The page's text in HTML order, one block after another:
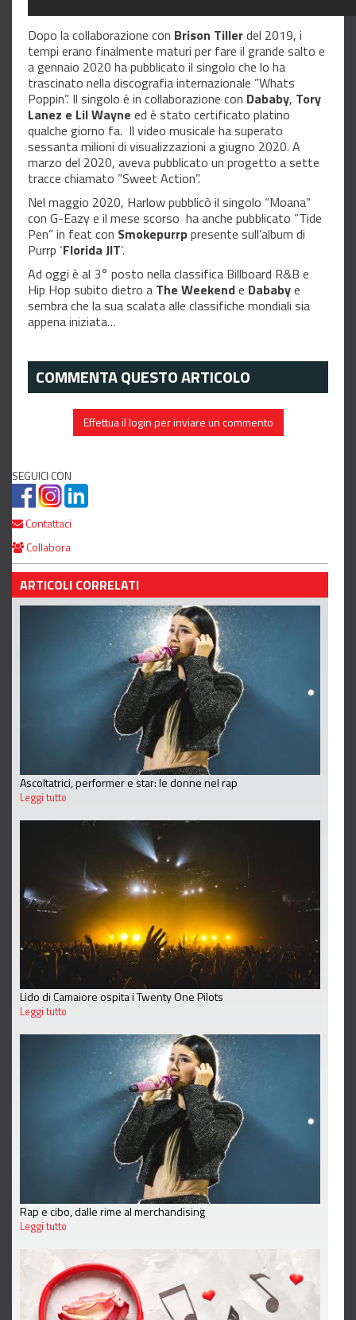
Dopo la collaborazione con Brison Tillerdel 2019, i
tempi erano finalmente maturi per fare il grande salto e
a gennaio 2020 ha pubblicato il singolo che lo ha
trascinato nella discografia internazionale ”Whats
Poppin”. Il singolo è in collaborazione con Dababy, Tory
Lanez e Lil Wayne ed è stato certificato platino
qualche giorno fa. Il video musicale ha superato
sessanta milioni di visualizzazioni a giugno 2020. A
marzo del 2020, aveva pubblicato un progetto a sette
tracce chiamato ”Sweet Action”.
Nel maggio 2020, Harlow pubblicò il singolo “Moana”
con G-Eazy e il mese scorso ha anche pubblicato ”Tide
Pen” in feat con Smokepurrppresente sull’album di
Purrp ‘Florida JIT‘.
Ad oggi è al 3° posto nella classifica Billboard R&B e
Hip Hop subito dietro a The Weekende Dababye
sembra che la sua scalata alle classifiche mondiali sia
appena iniziata…
COMMENTA QUESTO ARTICOLO
Effettua il login per inviare un commento
SEGUICI CON
Contattaci
Collabora
ARTICOLI CORRELATI
Ascoltatrici, performer e star: le donne nel rap
Leggi tutto
Lido di Camaiore ospita i Twenty One Pilots
Leggi tutto
Rap e cibo, dalle rime al merchandising
Leggi tutto